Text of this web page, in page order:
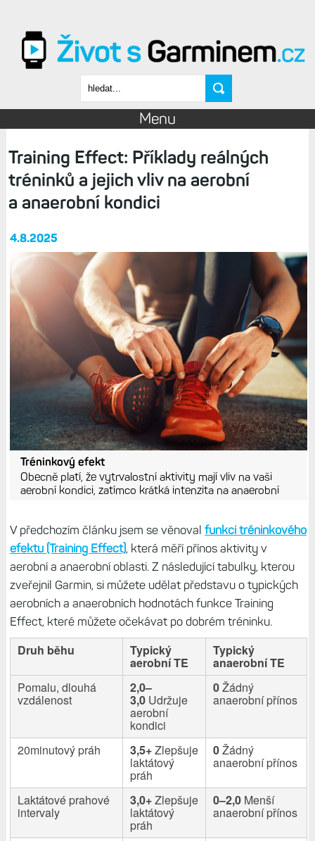
Vyhledávání
Menu
Training Effect: Příklady reálných
tréninků a jejich vliv na aerobní
a anaerobní kondici
4.8.2025
Tréninkový efekt
Obecně platí, že vytrvalostní aktivity mají vliv na vaši
aerobní kondici, zatímco krátká intenzita na anaerobní
V předchozím článku jsem se věnoval funkci tréninkového
efektu (Training Effect), která měří přínos aktivity v
aerobní a anaerobní oblasti. Z následující tabulky, kterou
zveřejnil Garmin, si můžete udělat představu o typických
aerobních a anaerobních hodnotách funkce Training
Effect, které můžete očekávat po dobrém tréninku.
Druh běhu Typický
aerobní TE
Typický
anaerobní TE
Pomalu, dlouhá
vzdálenost
2,0–
3,0 Udržuje
aerobní
kondici
0Žádný
anaerobní přínos
20minutový práh 3,5+Zlepšuje
laktátový
práh
0Žádný
anaerobní přínos
Laktátové prahové
intervaly
3,0+Zlepšuje
laktátový
práh
0–2,0 Menší
anaerobní přínos